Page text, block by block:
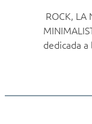
ROCK, LA
dedicada